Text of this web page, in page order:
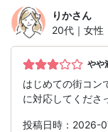
りかさん
20代｜女性
やや
はじめての街コン
に対応してくださ
投稿日時：2026-